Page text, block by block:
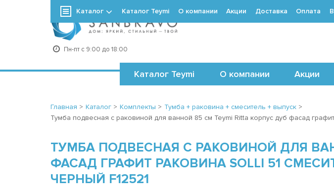
Пн-пт с 9:00 до 18:00
+7 (495) 488-71-24
Каталог Teymi О компании Акции
Каталог Каталог Teymi О компании Акции Доставка Оплата
Главная > Каталог > Комплекты > Тумба + раковина + смеситель + выпуск >
Тумба подвесная с раковиной для ванной 85 см Teymi Ritta корпус дуб фасад
ТУМБА ПОДВЕСНАЯ С РАКОВИНОЙ ДЛЯ
ФАСАД ГРАФИТ РАКОВИНА SOLLI 51
ЧЕРНЫЙ F12521